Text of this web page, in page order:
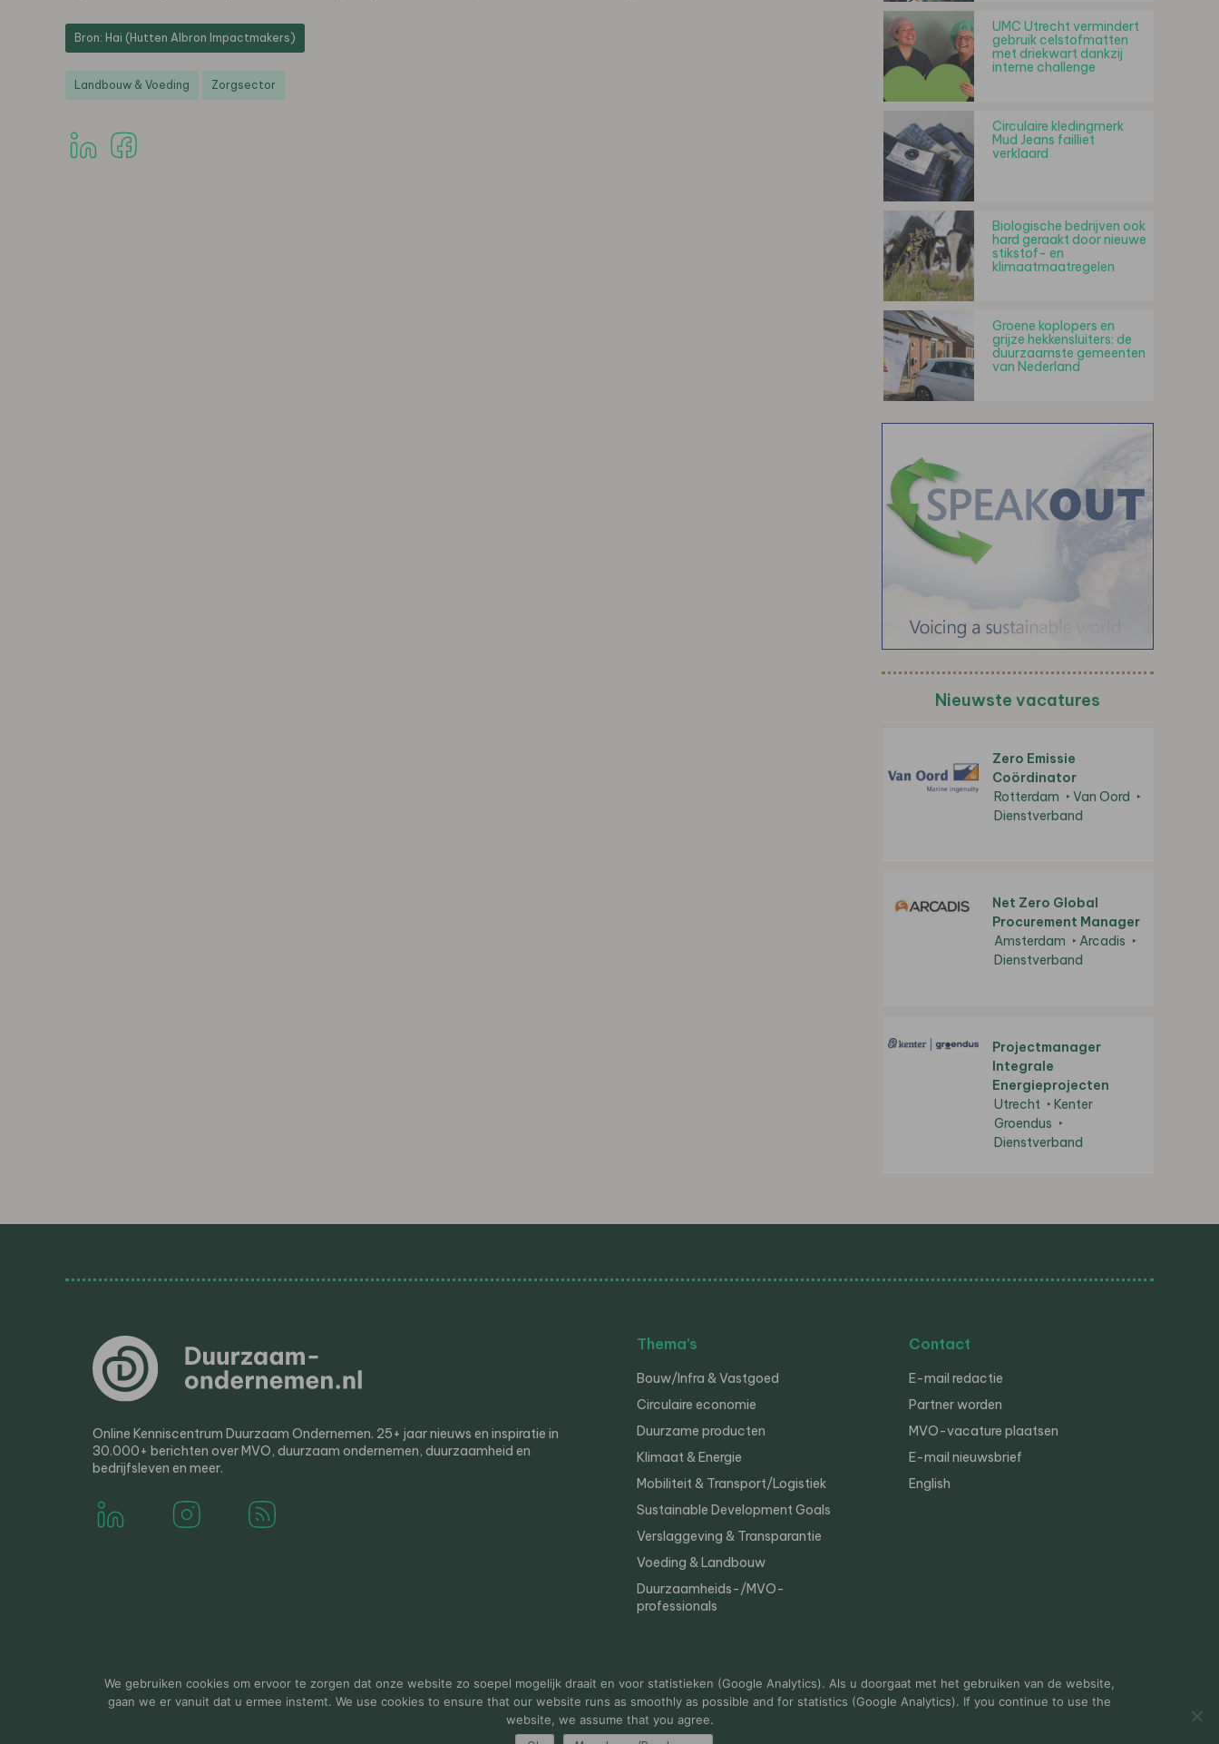
Bron: Hai (Hutten Albron Impactmakers)
Landbouw & Voeding Zorgsector
UMC Utrecht vermindert
gebruik celstofmatten
met driekwart dankzij
interne challenge
Circulaire kledingmerk
Mud Jeans failliet
verklaard
Biologische bedrijven ook
hard geraakt door nieuwe
stikstof- en
klimaatmaatregelen
Groene koplopers en
grijze hekkensluiters: de
duurzaamste gemeenten
van Nederland
Nieuwste vacatures
Zero Emissie
Coördinator
Rotterdam
Van Oord
Dienstverband
Net Zero Global
Procurement Manager
Amsterdam
Arcadis
Dienstverband
Projectmanager
Integrale
Energieprojecten
Utrecht
Kenter
Groendus
Dienstverband
Online Kenniscentrum Duurzaam Ondernemen. 25+ jaar nieuws en inspiratie in
30.000+ berichten over MVO, duurzaam ondernemen, duurzaamheid en
bedrijfsleven en meer.
Thema’s
Bouw/Infra & Vastgoed
Circulaire economie
Duurzame producten
Klimaat & Energie
Mobiliteit & Transport/Logistiek
Sustainable Development Goals
Verslaggeving & Transparantie
Voeding & Landbouw
Duurzaamheids-/MVO-
professionals
Contact
E-mail redactie
Partner worden
MVO-vacature plaatsen
E-mail nieuwsbrief
English
© 2000-2026 Van der Molen EIS Colofon Disclaimer Privacy
We gebruiken cookies om ervoor te zorgen dat onze website zo soepel mogelijk draait en voor statistieken (Google Analytics). Als u doorgaat met het gebruiken van de website,
gaan we er vanuit dat u ermee instemt. We use cookies to ensure that our website runs as smoothly as possible and for statistics (Google Analytics). If you continue to use the
website, we assume that you agree.